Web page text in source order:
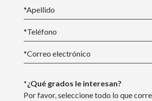
*Apellido
*Teléfono
*Correo electrónico
*¿Qué grados le interesan?
Por favor, seleccione todo lo que